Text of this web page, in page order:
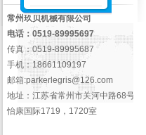
常州玖贝机械有限公司
电话：0519-89995697
传真：0519-89995687
手机：18661109197
邮箱:parkerlegris@126.com
地址：江苏省常州市关河中路68号
怡康国际1719，1720室